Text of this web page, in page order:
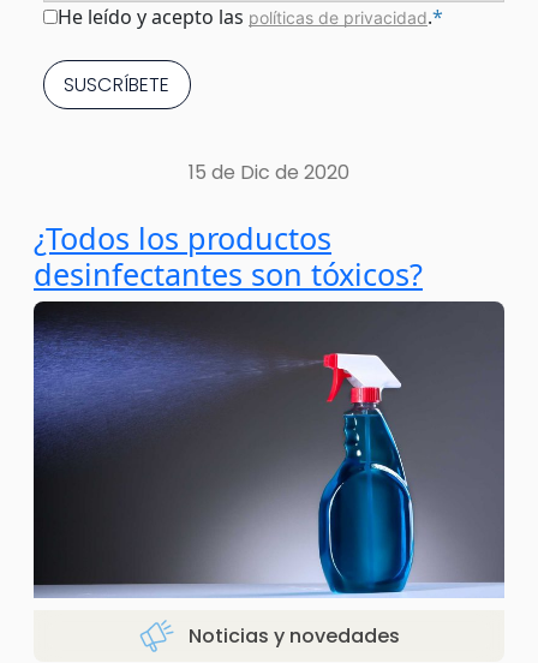
Consentimiento*
He leído y acepto las políticas de privacidad.*
15 de Dic de 2020
¿Todos los productos
desinfectantes son tóxicos?
Noticias y novedades